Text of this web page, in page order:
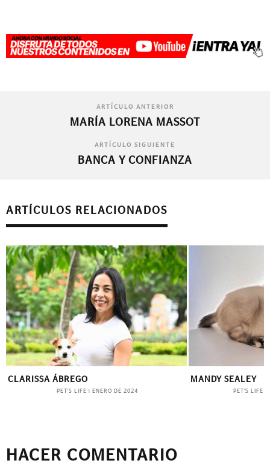
ARTÍCULO ANTERIOR
MARÍA LORENA MASSOT
ARTÍCULO SIGUIENTE
BANCA Y CONFIANZA
ARTÍCULOS RELACIONADOS
CLARISSA ÁBREGO
PET'S LIFE ENERO DE 2024
MANDY SEALEY
PET'S LIFE
HACER COMENTARIO